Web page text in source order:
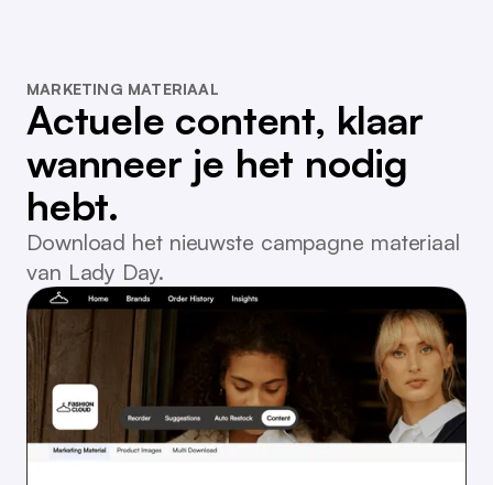
MARKETING MATERIAAL
Actuele content, klaar
wanneer je het nodig
hebt.
Download het nieuwste campagne materiaal
van Lady Day.